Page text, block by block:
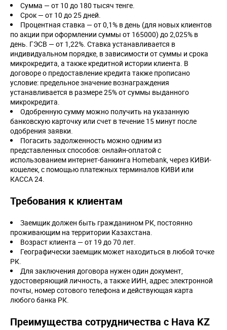
Сумма — от 10 до 180 тысяч тенге.
Срок — от 10 до 25 дней.
Процентная ставка — от 0,1% в день (для новых клиентов
по акции при оформлении суммы от 165000) до 2,025% в
день. ГЭСВ — от 1,22%. Ставка устанавливается в
индивидуальном порядке, в зависимости от суммы и срока
микрокредита, а также кредитной истории клиента. В
договоре о предоставление кредита также прописано
условие: предельное значение вознаграждения
устанавливается в размере 25% от суммы выданного
микрокредита.
Одобренную сумму можно получить на указанную
банковскую карточку или счет в течение 15 минут после
одобрения заявки.
Погасить задолженность можно одним из
представленных способов: онлайн-оплатой с
использованием интернет-банкинга Homebank, через КИВИ-
кошелек, с помощью платежных терминалов КИВИ или
КАССА 24.
Требования к клиентам
Заемщик должен быть гражданином РК, постоянно
проживающим на территории Казахстана.
Возраст клиента — от 19 до 70 лет.
Географически заемщик может находиться в любой точке
РК.
Для заключения договора нужен один документ,
удостоверяющий личность, а также ИИН, адрес электронной
почты, номер сотового телефона и действующая карта
любого банка РК.
Преимущества сотрудничества с Hava KZ